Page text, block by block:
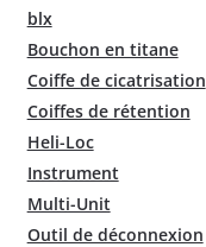
blx
Bouchon en titane
Coiffe de cicatrisation
Coiffes de rétention
Heli-Loc
Instrument
Multi-Unit
Outil de déconnexion